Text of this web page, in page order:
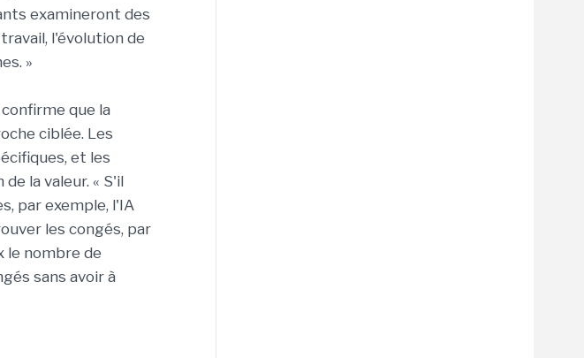
examineront des
l'évolution de
»
que la
ciblée. Les
et les
la valeur. « S'il
par exemple, l'IA
les congés, par
le nombre de
sans avoir à